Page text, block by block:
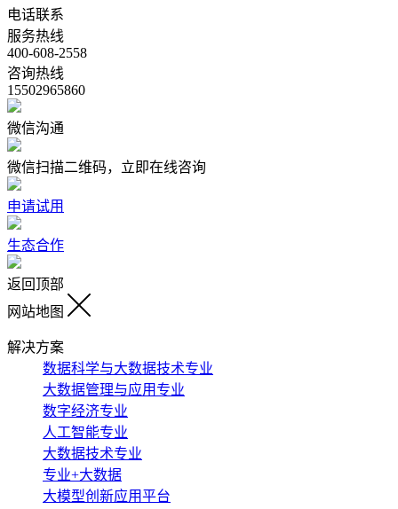
电话联系
服务热线
400-608-2558
咨询热线
15502965860
微信沟通
微信扫描二维码，立即在线咨询
申请试用
生态合作
返回顶部
网站地图
解决方案
数据科学与大数据技术专业
大数据管理与应用专业
数字经济专业
人工智能专业
大数据技术专业
专业+大数据
大模型创新应用平台